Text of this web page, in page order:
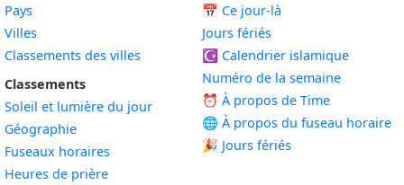
Pays
Villes
Classements des villes
Classements
Soleil et lumière du jour
Géographie
Fuseaux horaires
Heures de prière
📅 Ce jour-là
Jours fériés
☪️ Calendrier islamique
Numéro de la semaine
⏰ À propos de Time
🌐 À propos du fuseau horaire
🎉 Jours fériés